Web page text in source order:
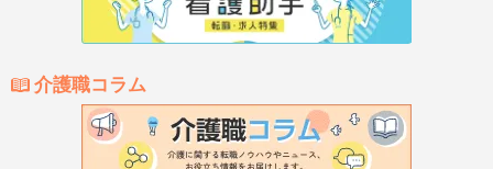
介護職コラム